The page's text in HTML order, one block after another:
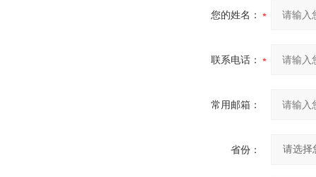
您的姓名：
联系电话：
常用邮箱：
省份：